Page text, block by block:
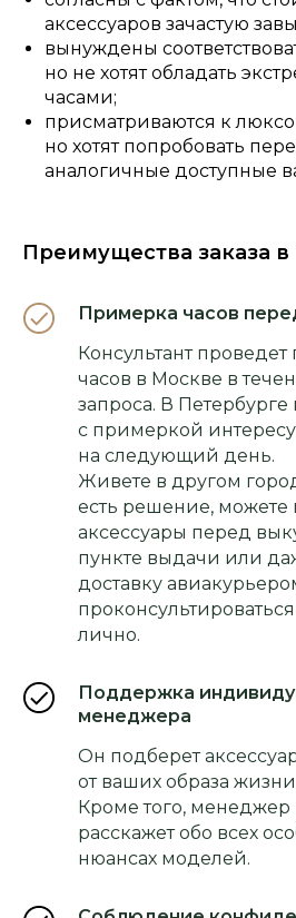
аксессуаров зачастую
вынуждены
но не хотят обладать
часами;
присматриваются к
но хотят попробовать
аналогичные доступные
Преимущества заказа в
Примерка часов
Консультант
часов в Москве в
запроса. В Петербурге
с примеркой
на следующий день.
Живете в другом
есть решение,
аксессуары перед
пункте выдачи или
доставку
лично.
Поддержка
менеджера
Он подберет
от ваших образа
Кроме того,
расскажет обо всех
нюансах моделей.